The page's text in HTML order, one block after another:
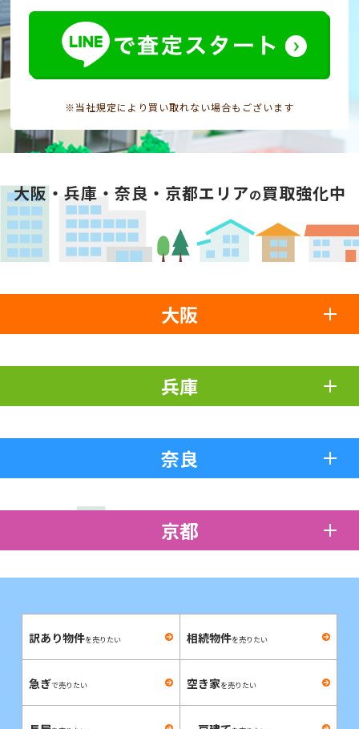
※当社規定により買い取れない場合もございます
大阪・兵庫・奈良・京都エリアの買取強化中
大阪
兵庫
奈良
京都
訳あり物件を売りたい 相続物件を売りたい
急ぎで売りたい 空き家を売りたい